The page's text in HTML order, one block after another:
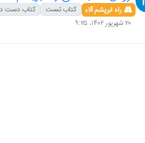
راه ابریشم آلاء کتاب تست کتاب دست
۲۰ شهریور ۱۴۰۲،‏ ۹:۲۵